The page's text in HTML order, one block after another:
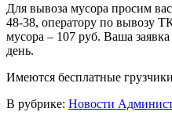
Для вывоза мусора просим
48-38, оператору по вывозу
мусора – 107 руб. Ваша
день.
Имеются бесплатные
В рубрике: Новости